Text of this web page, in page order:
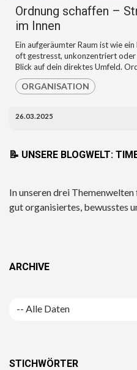
Ordnung schaffen –
im Innen
Ein aufgeräumter Raum ist wie
oft gestresst, unkonzentriert
Blick auf dein direktes Umfeld.
ORGANISATION
26.03.2025
📝 UNSERE BLOGWELT:
In unseren drei
gut organisiertes, bewusstes
ARCHIVE
STICHWÖRTER